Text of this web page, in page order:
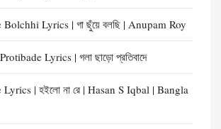
Lyrics | গা ছুঁয়ে বলছি | Anupam Roy
Lyrics | গলা ছাড়ো প্রতিবাদে
| হইলো না রে | Hasan S Iqbal | Bangla